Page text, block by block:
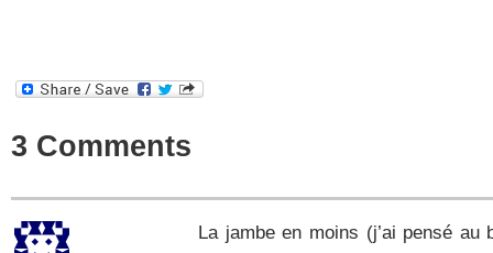
3 Comments
La jambe en moins (j’ai pensé